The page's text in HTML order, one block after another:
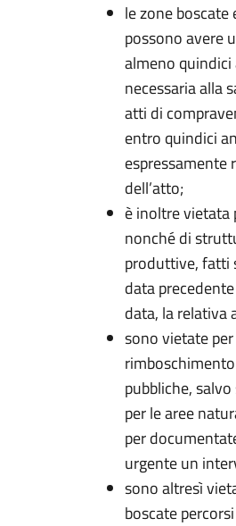
le zone
possono avere
almeno quindici
necessaria alla
atti di
entro quindici
espressamente
dell’atto;
è inoltre vietata
nonché di
produttive, fatti
data
data, la relativa
sono vietate
pubbliche,
per le aree
per
urgente un
sono altresì
boscate